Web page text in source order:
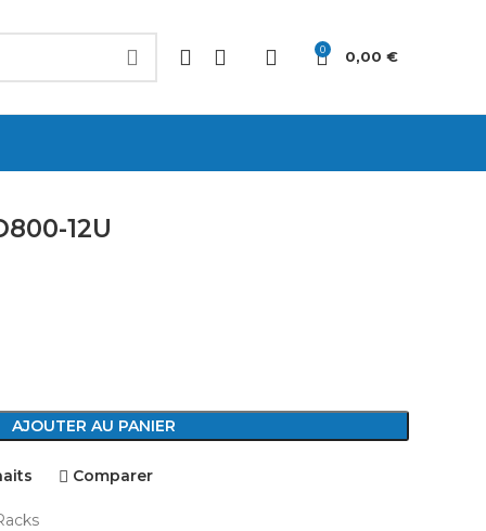
0 0,00 €
12U
AJOUTER AU PANIER
Comparer